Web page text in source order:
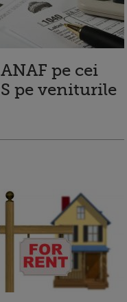
pe cei
pe veniturile